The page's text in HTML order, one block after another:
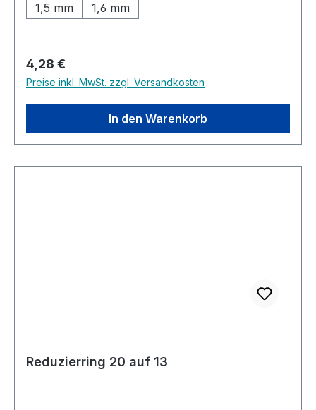
1,5 mm
1,6 mm
Regulärer Preis:
4,28 €
Preise inkl. MwSt. zzgl. Versandkosten
In den Warenkorb
Reduzierring 20 auf 13